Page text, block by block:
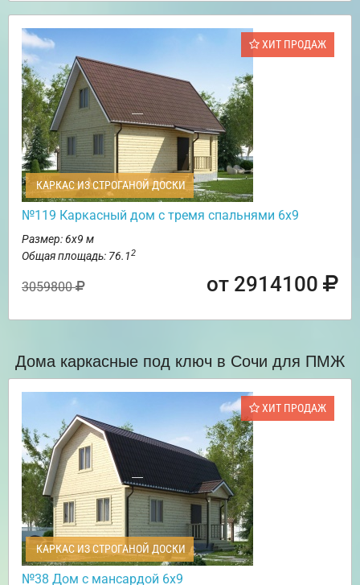
ХИТ ПРОДАЖ
КАРКАС ИЗ СТРОГАНОЙ ДОСКИ
№119 Каркасный дом с тремя спальнями 6х9
Размер: 6х9 м
Общая площадь: 76.12
3059800 от 2914100
Дома каркасные под ключ в Сочи для ПМЖ
ХИТ ПРОДАЖ
КАРКАС ИЗ СТРОГАНОЙ ДОСКИ
№38 Дом с мансардой 6х9